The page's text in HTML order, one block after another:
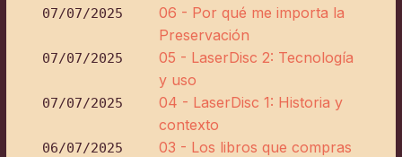
07/07/2025
06 - Por qué me importa la
Preservación
07/07/2025
05 - LaserDisc 2: Tecnología
y uso
07/07/2025
04 - LaserDisc 1: Historia y
contexto
06/07/2025
03 - Los libros que compras